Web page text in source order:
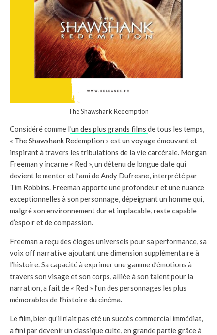
The Shawshank Redemption
Considéré comme l‘un des plus grands films de tous les temps,
« The Shawshank Redemption » est un voyage émouvant et
inspirant à travers les tribulations de la vie carcérale. Morgan
Freeman y incarne « Red », un détenu de longue date qui
devient le mentor et l’ami de Andy Dufresne, interprété par
Tim Robbins. Freeman apporte une profondeur et une nuance
exceptionnelles à son personnage, dépeignant un homme qui,
malgré son environnement dur et implacable, reste capable
d’espoir et de compassion.
Freeman a reçu des éloges universels pour sa performance, sa
voix off narrative ajoutant une dimension supplémentaire à
l’histoire. Sa capacité à exprimer une gamme d’émotions à
travers son visage et son corps, alliée à son talent pour la
narration, a fait de « Red » l’un des personnages les plus
mémorables de l’histoire du cinéma.
Le film, bien qu’il n’ait pas été un succès commercial immédiat,
a fini par devenir un classique culte, en grande partie grâce à